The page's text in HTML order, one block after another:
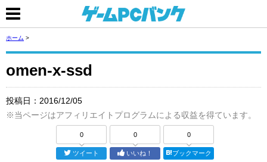
ホーム >
omen-x-ssd
投稿日： 2016/12/05
※当ページはアフィリエイトプログラムによる収益を得ています。
0
ツイート
0
いいね！
0
ブックマーク